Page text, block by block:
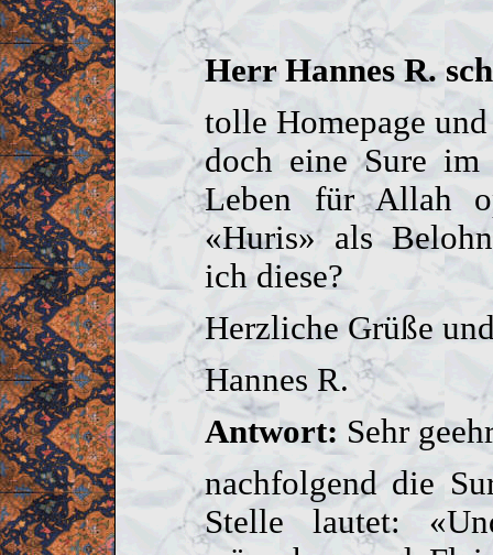
Herr Hannes R.
tolle Homepage
doch eine Sure
Leben für Allah
«Huris» als
ich diese?
Herzliche Grüße
Hannes R.
Antwort: Sehr
nachfolgend die
Stelle lautet: